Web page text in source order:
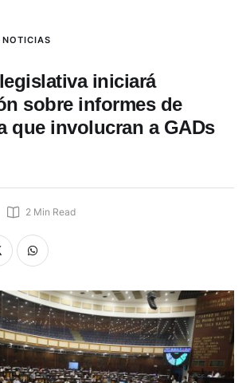
iniciará
sobre informes de
que involucran a GADs
2 Min Read